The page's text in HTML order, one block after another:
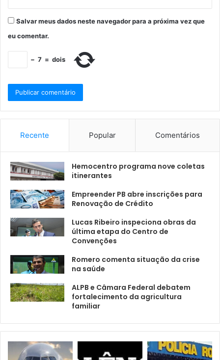
Salvar meus dados neste navegador para a próxima vez que
eu comentar.
− 7 = dois
Recente Popular Comentários
Hemocentro programa nove coletas
itinerantes
Empreender PB abre inscrições para
Renovação de Crédito
Lucas Ribeiro inspeciona obras da
última etapa do Centro de
Convenções
Romero comenta situação da crise
na saúde
ALPB e Câmara Federal debatem
fortalecimento da agricultura
familiar